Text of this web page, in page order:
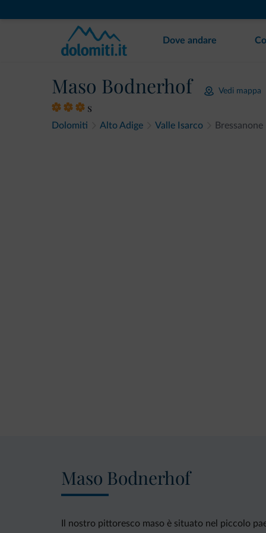
Dove andare
Maso Bodnerhof Vedi mappa
s
Dolomiti Alto Adige Valle Isarco Bressanone
Maso Bodnerhof
Il nostro pittoresco maso è situato nel piccolo